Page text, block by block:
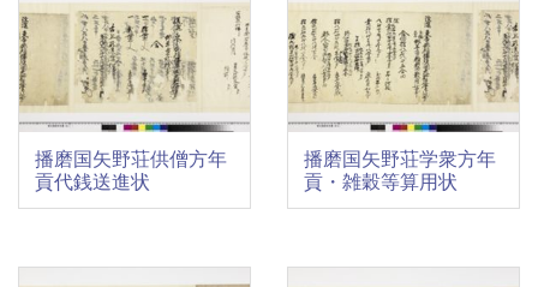
播磨国矢野荘供僧方年
貢代銭送進状
播磨国矢野荘学衆方年
貢・雑穀等算用状